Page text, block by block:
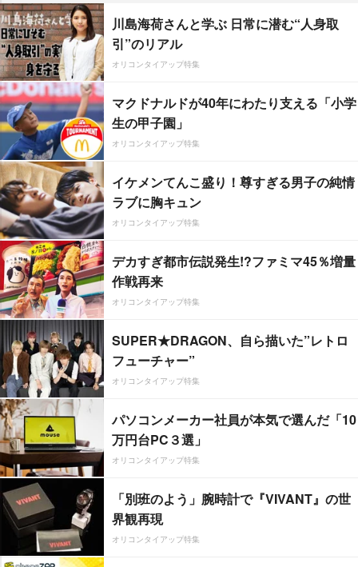
川島海荷さんと学ぶ 日常に潜む“人身取
引”のリアル
オリコンタイアップ特集
マクドナルドが40年にわたり支える「小学
生の甲子園」
オリコンタイアップ特集
イケメンてんこ盛り！尊すぎる男子の純情
ラブに胸キュン
オリコンタイアップ特集
デカすぎ都市伝説発生!?ファミマ45％増量
作戦再来
オリコンタイアップ特集
SUPER★DRAGON、自ら描いた”レトロ
フューチャー”
オリコンタイアップ特集
パソコンメーカー社員が本気で選んだ「10
万円台PC３選」
オリコンタイアップ特集
「別班のよう」腕時計で『VIVANT』の世
界観再現
オリコンタイアップ特集